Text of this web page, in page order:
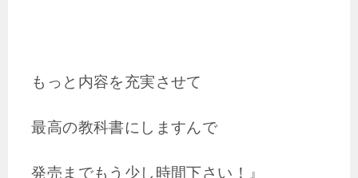
もっと内容を充実させて
最高の教科書にしますんで
発売までもう少し時間下さい！』